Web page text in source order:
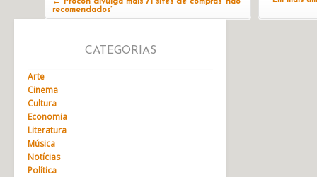
recomendados’
CATEGORIAS
Arte
Cinema
Cultura
Economia
Literatura
Música
Notícias
Política